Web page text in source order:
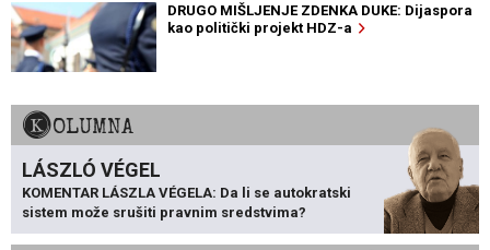
DRUGO MIŠLJENJE ZDENKA DUKE: Dijaspora
kao politički projekt HDZ-a
KOLUMNA
LÁSZLÓ VÉGEL
KOMENTAR LÁSZLA VÉGELA: Da li se autokratski
sistem može srušiti pravnim sredstvima?